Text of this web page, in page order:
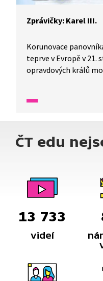
Zprávičky: Karel III.
Korunovace
teprve v Evropě v 21.
opravdových králů
jeho matky, velmi
ČT edu
13 733
videí